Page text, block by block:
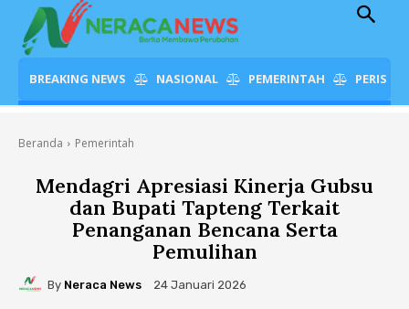
BREAKING NEWS NASIONAL PEMERINTAH
Beranda Pemerintah
Mendagri Apresiasi Kinerja Gubsu
dan Bupati Tapteng Terkait
Penanganan Bencana Serta
Pemulihan
By Neraca News 24 Januari 2026